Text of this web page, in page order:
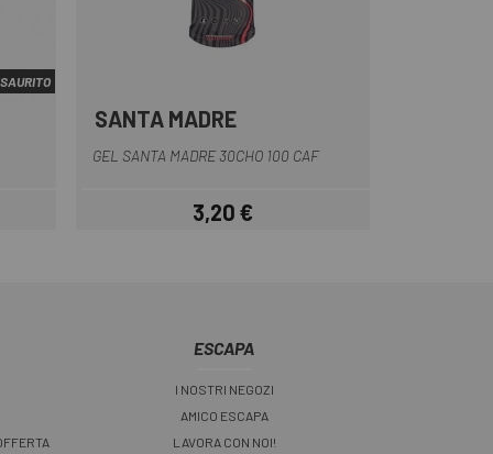
Multiplo
SANTA MADRE
GEL SANTA MADRE 30CHO 100 CAF
Prezzo
3,20 €
ESCAPA
I NOSTRI NEGOZI
AMICO ESCAPA
LAVORA CON NOI!